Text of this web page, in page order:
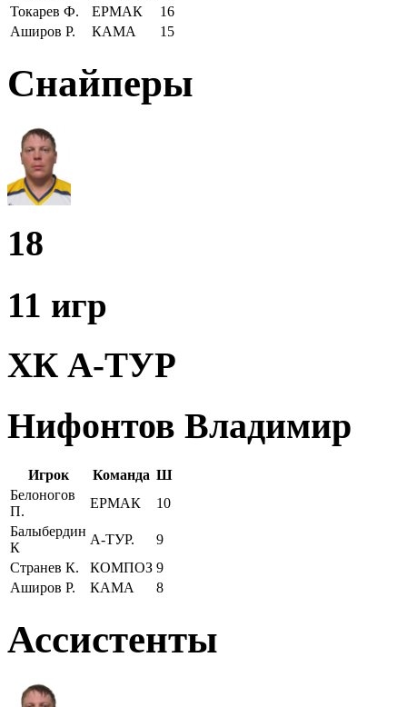
Токарев Ф.
ЕРМАК
16
Аширов Р.
КАМА 15
Снайперы
18
11 игр
ХК А-ТУР
Нифонтов Владимир
Игрок Команда Ш
Белоногов
П.
ЕРМАК
10
Балыбердин
К
А-ТУР.
9
Странев К.
КОМПОЗ 9
Аширов Р.
КАМА 8
Ассистенты